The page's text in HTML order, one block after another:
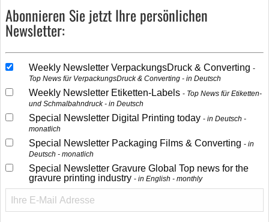
Abonnieren Sie jetzt Ihre persönlichen
Newsletter:
Weekly Newsletter VerpackungsDruck & Converting
Top News für VerpackungsDruck & Converting - in Deutsch
Weekly Newsletter Etiketten-Labels
Top News für Etiketten-
und Schmalbahndruck - in Deutsch
Special Newsletter Digital Printing today
in Deutsch -
monatlich
Special Newsletter Packaging Films & Converting
in
Deutsch - monatlich
Special Newsletter Gravure Global Top news for the
gravure printing industry
in English - monthly